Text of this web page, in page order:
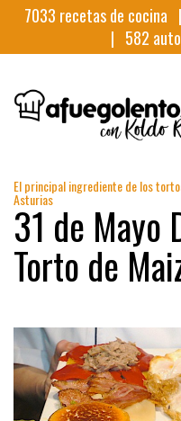
7033 recetas de cocina |
| 582
El principal ingrediente de los
Asturias
31 de Mayo
Torto de